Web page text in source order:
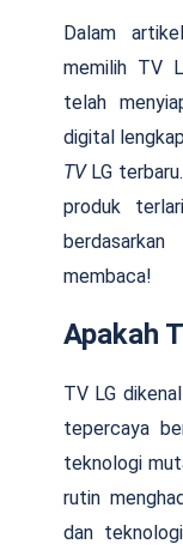
Dalam
memilih TV
telah
digital
TVLG
produk
membaca!
Apakah
TV LG
tepercaya
teknologi
rutin
dan